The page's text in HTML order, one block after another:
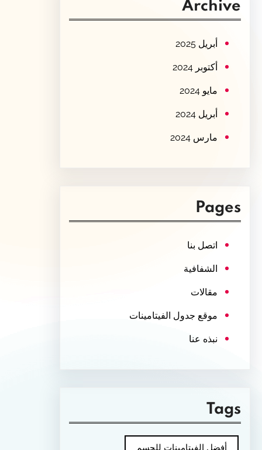
c
Archive
أبريل 2025
أكتوبر 2024
مايو 2024
أبريل 2024
مارس 2024
Pages
اتصل بنا
الشفافية
مقالات
موقع جدول الفيتامينات
نبذه عنا
Tags
أفضل الفيتامينات للجسم